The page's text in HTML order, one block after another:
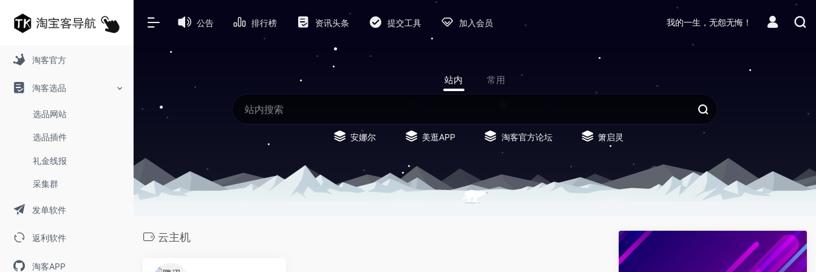
淘客官方
淘客选品
选品网站
选品插件
礼金线报
采集群
发单软件
返利软件
淘客APP
公告 排行榜 资讯头条 提交工具 加入会员 我的一生，无怨无悔！
站内 常用
安娜尔 美逛APP 淘客官方论坛 箫启灵
云主机